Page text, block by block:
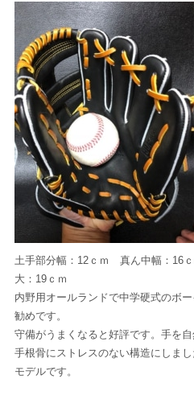
土手部分幅：12ｃｍ 真ん中幅：16
大：19ｃｍ
内野用オールランドで中学硬式のボ
勧めです。
守備がうまくなると好評です。手を自
手根骨にストレスのない構造にしま
モデルです。